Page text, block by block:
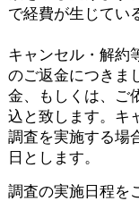
で経費が生じてい
キャンセル・解約
のご返金につきま
金、もしくは、ご
込と致します。キ
調査を実施する場
日とします。
調査の実施日程を